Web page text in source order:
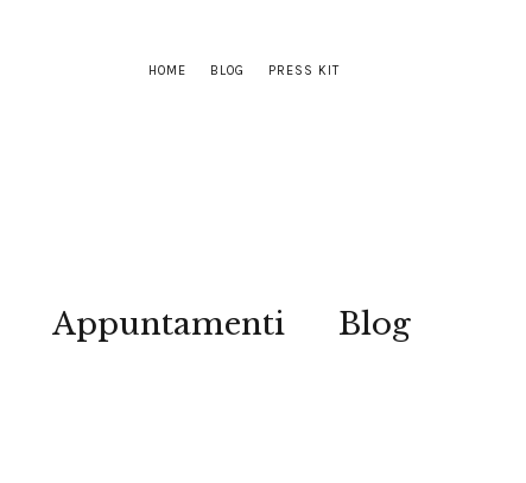
HOME BLOG PRESS KIT
Appuntamenti Blog